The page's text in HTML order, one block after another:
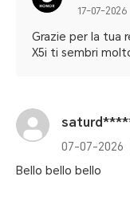
17-07-2026
Grazie per la tua
X5i ti sembri
07-07-2026
Bello bello bello